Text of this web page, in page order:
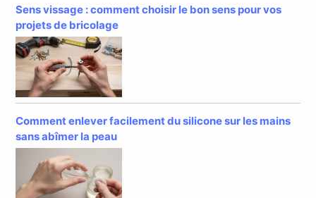
Sens vissage : comment choisir le bon sens pour vos
projets de bricolage
Comment enlever facilement du silicone sur les mains
sans abîmer la peau